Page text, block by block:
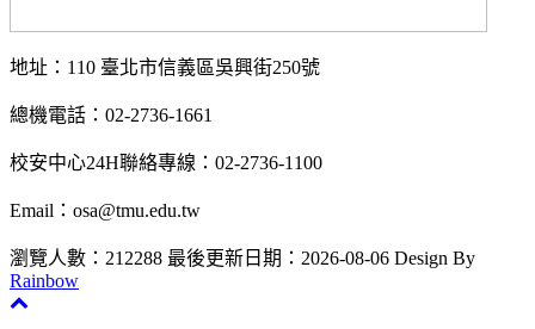
地址：110 臺北市信義區吳興街250號
總機電話：02-2736-1661
校安中心24H聯絡專線：02-2736-1100
Email：osa@tmu.edu.tw
瀏覽人數：212288 最後更新日期：2026-08-06 Design By
Rainbow